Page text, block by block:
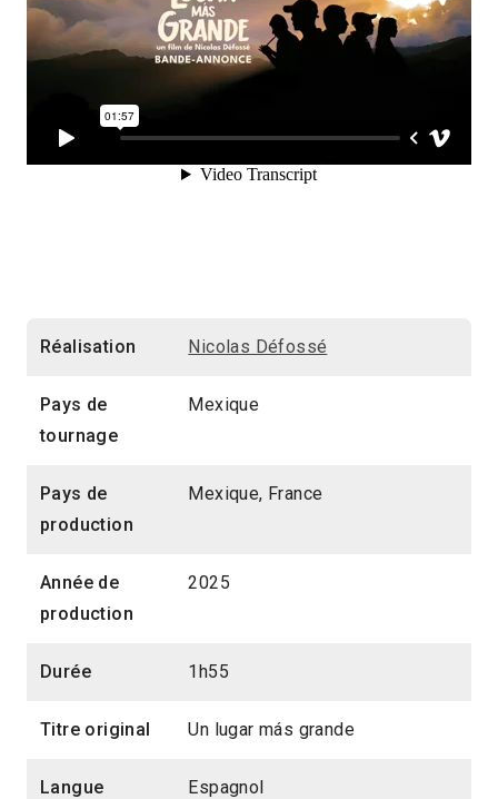
Réalisation Nicolas Défossé
Pays de
tournage
Mexique
Pays de
production
Mexique, France
Année de
production
2025
Durée 1h55
Titre original Un lugar más grande
Langue
Espagnol